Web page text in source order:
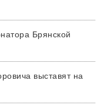
Брянской
выставят на